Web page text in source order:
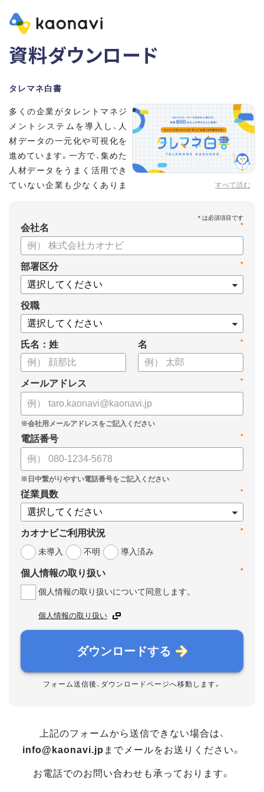
資料ダウンロード
タレマネ白書
すべて読む
多くの企業がタレントマネジ
メントシステムを導入し、人
材データの一元化や可視化を
進めています。一方で、集めた
人材データをうまく活用でき
ていない企業も少なくありま
こうした実情をふまえ、システム導入有無に留まらず、活用状
況や成果を明らかにすべく調査いたしました。
【資料の内容】
・タレントマネジメント推進の事業戦略貢献度
・タレントマネジメントシステム導入の手応え
・人事担当者以外でのカオナビ利用比率
これからのタレントマネジメントが目指すべき指針の参考と
して、ぜひお役立てください。
*
会社名
*
部署区分
役職
氏名：姓 *
名
*
メールアドレス
*
電話番号
*
従業員数
*
カオナビご利用状況
未導入
不明 導入済み
*
個人情報の取り扱い
個人情報の取り扱いについて同意します。
個人情報の取り扱い
ダウンロードする
フォーム送信後、ダウンロードページへ移動します。
上記のフォームから送信できない場合は、
info@kaonavi.jp までメールをお送りください。
お電話でのお問い合わせも承っております。